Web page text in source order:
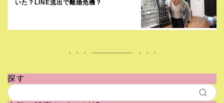
いた？LINE流出で離婚危機？
探す